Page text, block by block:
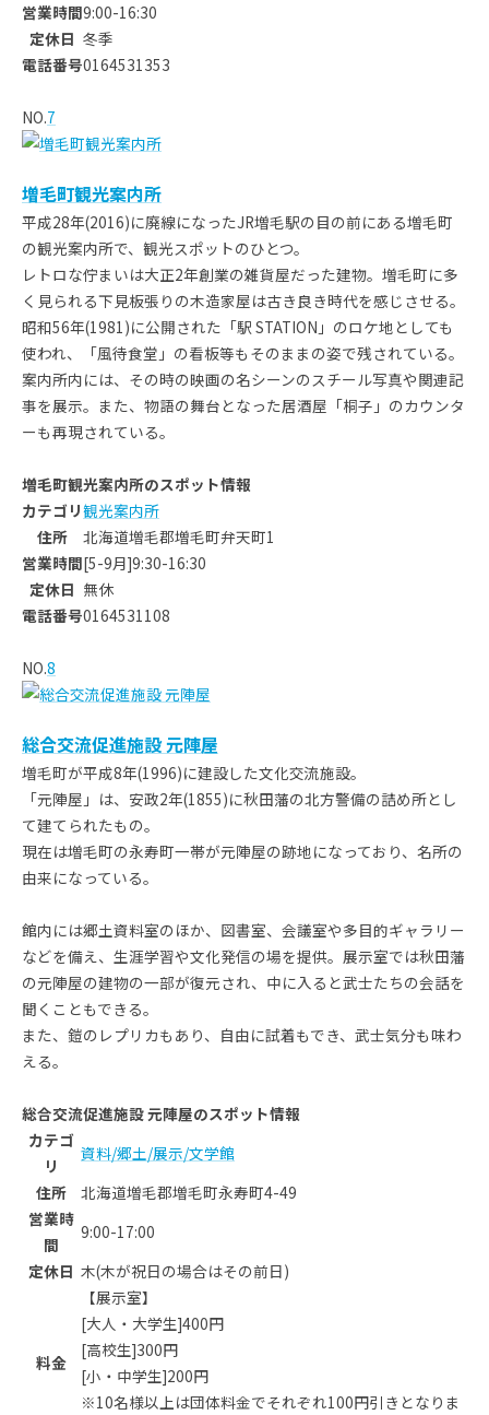
営業時間9:00-16:30
定休日 冬季
電話番号0164531353
NO.7
増毛町観光案内所
平成28年(2016)に廃線になったJR増毛駅の目の前にある増毛町
の観光案内所で、観光スポットのひとつ。
レトロな佇まいは大正2年創業の雑貨屋だった建物。増毛町に多
く見られる下見板張りの木造家屋は古き良き時代を感じさせる。
昭和56年(1981)に公開された「駅 STATION」のロケ地としても
使われ、「風待食堂」の看板等もそのままの姿で残されている。
案内所内には、その時の映画の名シーンのスチール写真や関連記
事を展示。また、物語の舞台となった居酒屋「桐子」のカウンタ
ーも再現されている。
増毛町観光案内所のスポット情報
カテゴリ観光案内所
住所
北海道増毛郡増毛町弁天町1
営業時間[5-9月]9:30-16:30
定休日 無休
電話番号0164531108
NO.8
総合交流促進施設 元陣屋
増毛町が平成8年(1996)に建設した文化交流施設。
「元陣屋」は、安政2年(1855)に秋田藩の北方警備の詰め所とし
て建てられたもの。
現在は増毛町の永寿町一帯が元陣屋の跡地になっており、名所の
由来になっている。
館内には郷土資料室のほか、図書室、会議室や多目的ギャラリー
などを備え、生涯学習や文化発信の場を提供。展示室では秋田藩
の元陣屋の建物の一部が復元され、中に入ると武士たちの会話を
聞くこともできる。
また、鎧のレプリカもあり、自由に試着もでき、武士気分も味わ
える。
総合交流促進施設 元陣屋のスポット情報
カテゴ
リ
資料/郷土/展示/文学館
住所
北海道増毛郡増毛町永寿町4-49
営業時
間
9:00-17:00
定休日 木(木が祝日の場合はその前日)
料金
【展示室】
[大人・大学生]400円
[高校生]300円
[小・中学生]200円
※10名様以上は団体料金でそれぞれ100円引きとなりま